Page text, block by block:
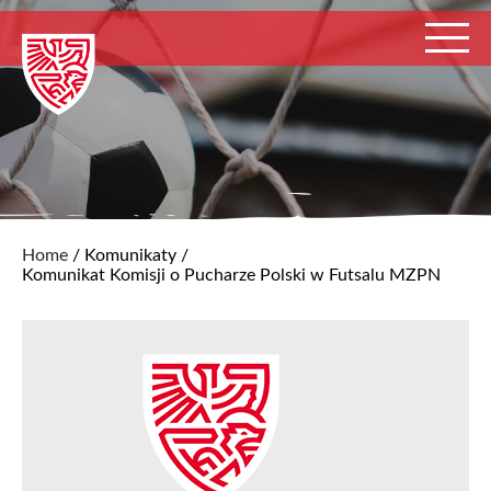
Home / Komunikaty /
Komunikat Komisji o Pucharze Polski w Futsalu MZPN